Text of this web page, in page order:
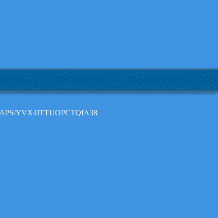
YVX4ITTUOPCTQIA38